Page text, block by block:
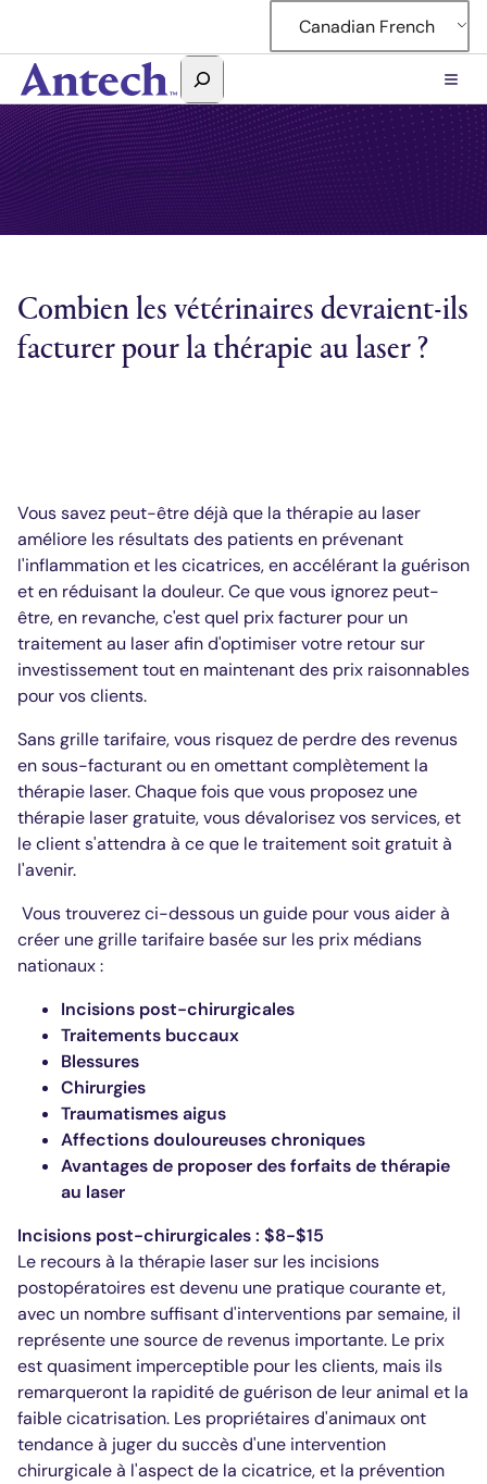
contenu
Canadian French
Rechercher
Antech
Centre de connaissances sur l'équipement
Combien les vétérinaires devraient-ils
facturer pour la thérapie au laser ?
Vous savez peut-être déjà que la thérapie au laser
améliore les résultats des patients en prévenant
l'inflammation et les cicatrices, en accélérant la guérison
et en réduisant la douleur. Ce que vous ignorez peut-
être, en revanche, c'est quel prix facturer pour un
traitement au laser afin d'optimiser votre retour sur
investissement tout en maintenant des prix raisonnables
pour vos clients.
Sans grille tarifaire, vous risquez de perdre des revenus
en sous-facturant ou en omettant complètement la
thérapie laser. Chaque fois que vous proposez une
thérapie laser gratuite, vous dévalorisez vos services, et
le client s'attendra à ce que le traitement soit gratuit à
l'avenir.
Vous trouverez ci-dessous un guide pour vous aider à
créer une grille tarifaire basée sur les prix médians
nationaux :
Incisions post-chirurgicales
Traitements buccaux
Blessures
Chirurgies
Traumatismes aigus
Affections douloureuses chroniques
Avantages de proposer des forfaits de thérapie
au laser
Incisions post-chirurgicales : $8-$15
Le recours à la thérapie laser sur les incisions
postopératoires est devenu une pratique courante et,
avec un nombre suffisant d'interventions par semaine, il
représente une source de revenus importante. Le prix
est quasiment imperceptible pour les clients, mais ils
remarqueront la rapidité de guérison de leur animal et la
faible cicatrisation. Les propriétaires d'animaux ont
tendance à juger du succès d'une intervention
chirurgicale à l'aspect de la cicatrice, et la prévention